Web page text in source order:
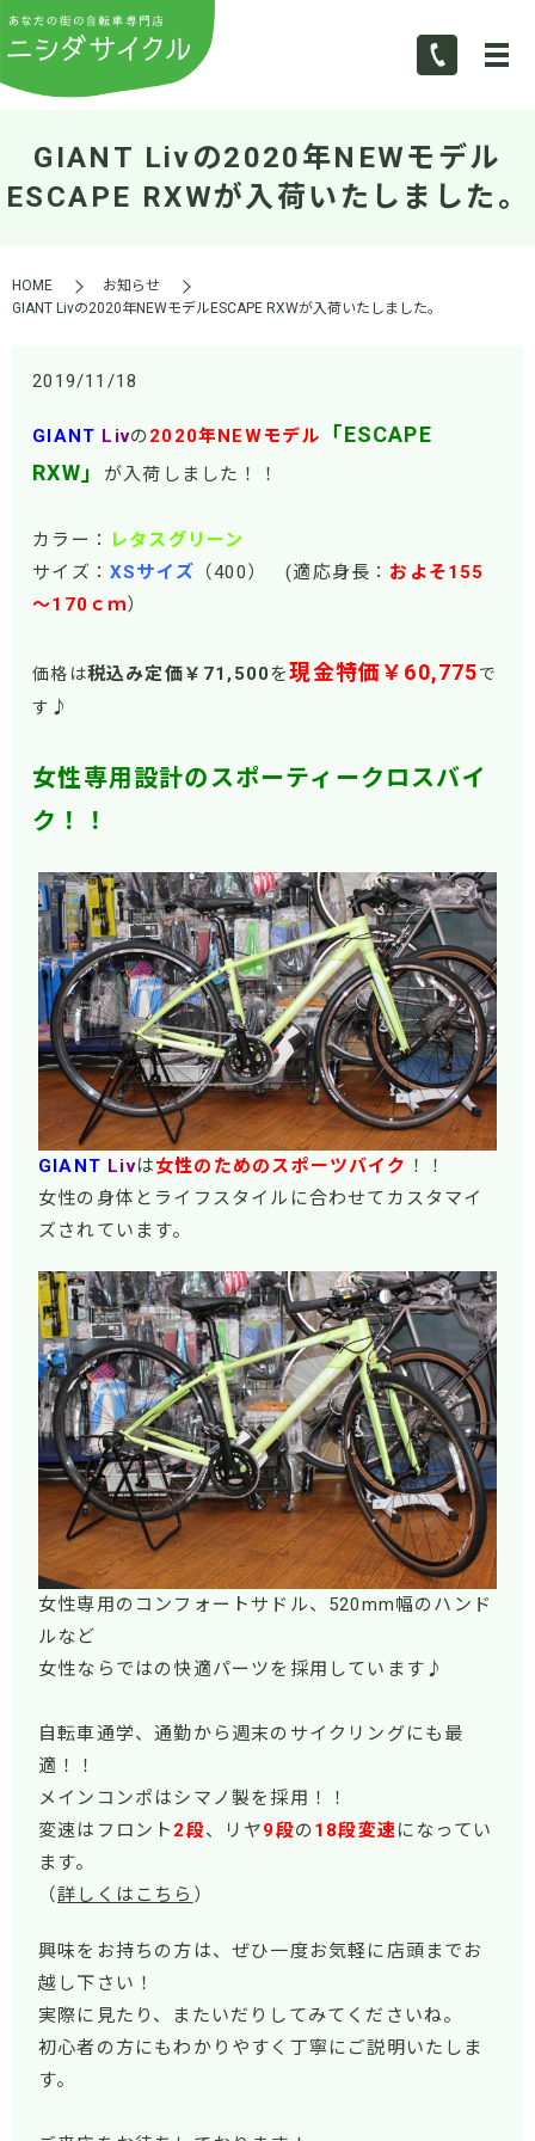
GIANT Livの2020年NEWモデル
ESCAPE RXWが入荷いたしました。
HOME
お知らせ
GIANT Livの2020年NEWモデルESCAPE RXWが入荷いたしました。
2019/11/18
GIANT Livの 2020年NEWモデル
「ESCAPE
RXW」
が入荷しました！！
カラー：
レタスグリーン
サイズ： XSサイズ （400） (適応身長： およそ155
～170ｃｍ）
価格は税込み定価￥71 ,500を現金特価￥60,775で
す ♪
女性専用設計のスポーティークロスバイ
ク！！
GIANT Livは女性のためのスポーツバイク ！！
女性の身体とライフスタイルに合わせてカスタマイ
ズされています。
女性専用のコンフォートサドル、520mm幅のハンド
ルなど
女性ならではの快適パーツを採用しています♪
自転車通学、通勤から週末のサイクリングにも最
適！！
メインコンポはシマノ製を採用！！
変速はフロント 2段、リヤ9段の 18段変速になってい
ます。
（詳しくはこちら ）
興味をお持ちの方は、ぜひ一度お気軽に店頭までお
越し下さい！
実際に見たり、またいだりしてみてくださいね。
初心者の方にもわかりやすく丁寧にご説明いたしま
す。